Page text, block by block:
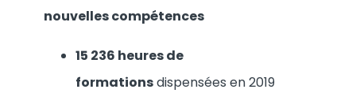
nouvelles compétences
15 236 heures de
formationsdispensées en 2019